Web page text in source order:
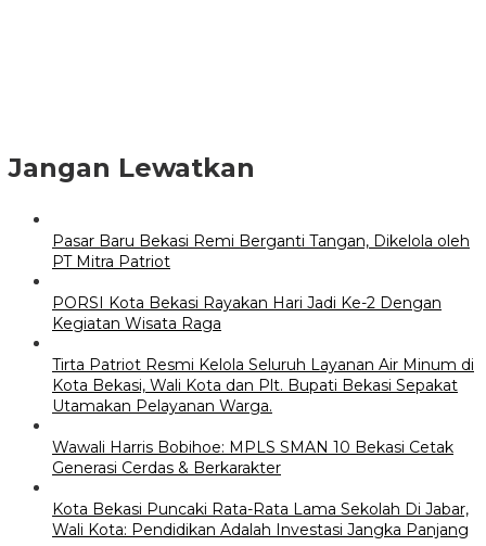
Jangan Lewatkan
Pasar Baru Bekasi Remi Berganti Tangan, Dikelola oleh
PT Mitra Patriot
PORSI Kota Bekasi Rayakan Hari Jadi Ke-2 Dengan
Kegiatan Wisata Raga
Tirta Patriot Resmi Kelola Seluruh Layanan Air Minum di
Kota Bekasi, Wali Kota dan Plt. Bupati Bekasi Sepakat
Utamakan Pelayanan Warga.
Wawali Harris Bobihoe: MPLS SMAN 10 Bekasi Cetak
Generasi Cerdas & Berkarakter
Kota Bekasi Puncaki Rata-Rata Lama Sekolah Di Jabar,
Wali Kota: Pendidikan Adalah Investasi Jangka Panjang